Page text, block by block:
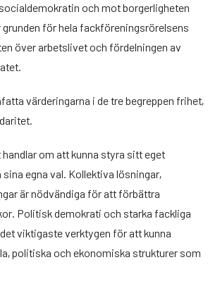
och mot borgerligheten
för hela fackföreningsrörelsens
över arbetslivet och fördelningen av
värderingarna i de tre begreppen frihet,
om att kunna styra sitt eget
sina egna val. Kollektiva lösningar,
är nödvändiga för att förbättra
Politisk demokrati och starka fackliga
viktigaste verktygen för att kunna
politiska och ekonomiska strukturer som